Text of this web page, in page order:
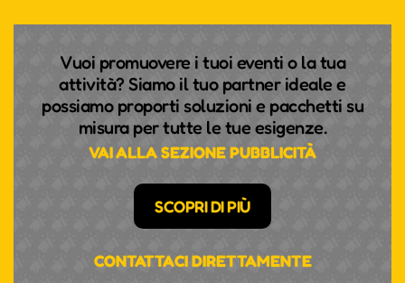
Vuoi promuovere i tuoi eventi o la tua
attività? Siamo il tuo partner ideale e
possiamo proporti soluzioni e pacchetti su
misura per tutte le tue esigenze.
VAI ALLA SEZIONE PUBBLICITÀ
SCOPRI DI PIÙ
CONTATTACI DIRETTAMENTE